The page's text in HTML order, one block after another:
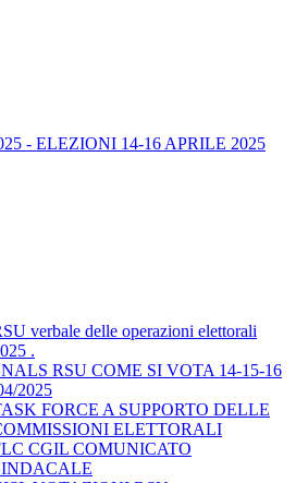
- ELEZIONI 14-16 APRILE 2025
verbale delle operazioni elettorali
.
RSU COME SI VOTA 14-15-16
2025
FORCE A SUPPORTO DELLE
ELETTORALI
CGIL COMUNICATO